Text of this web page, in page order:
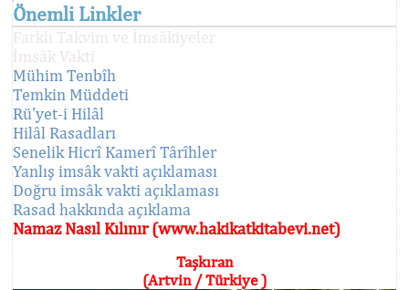
Önemli Linkler
Farklı Takvim ve İmsâkiyeler
İmsâk Vakti
Mühim Tenbîh
Temkin Müddeti
Rü'yet-i Hilâl
Hilâl Rasadları
Senelik Hicrî Kamerî Târîhler
Yanlış imsâk vakti açıklaması
Doğru imsâk vakti açıklaması
Rasad hakkında açıklama
Namaz Nasıl Kılınır (www.hakikatkitabevi.net)
Taşkıran
(Artvin / Türkiye )